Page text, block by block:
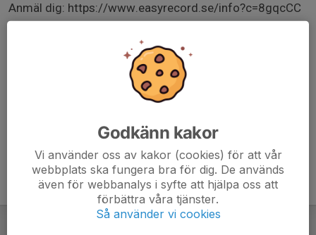
Anmäl dig: https://www.easyrecord.se/info?c=8gqcCC
Godkänn kakor
Vi använder oss av kakor (cookies) för att vår
webbplats ska fungera bra för dig. De används
även för webbanalys i syfte att hjälpa oss att
förbättra våra tjänster.
Så använder vi cookies